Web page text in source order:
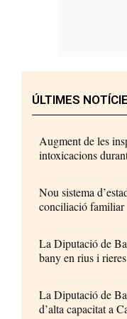
ÚLTIMES
Augment de les
intoxicacions
Nou sistema
conciliació familiar
La Diputació de
bany en rius i
La Diputació de
d’alta capacitat a